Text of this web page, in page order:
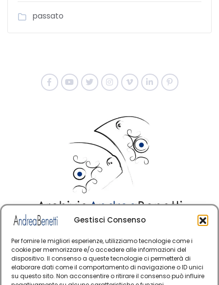
Gestisci Consenso
Per fornire le migliori esperienze, utilizziamo tecnologie come i
cookie per memorizzare e/o accedere alle informazioni del
dispositivo. Il consenso a queste tecnologie ci permetterà di
elaborare dati come il comportamento di navigazione o ID unici
su questo sito. Non acconsentire o ritirare il consenso può influire
passato
© Copyright · Tutti i diritti riservati 2006 > 2025 · Arte
Contemporanea Italiana
Cookie Policy
Questo sito è protetto da reCAPTCHA e si applicano
la Privacy Policy e i Termini di servizio di Google